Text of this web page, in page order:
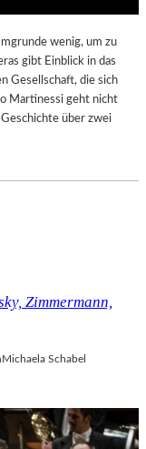
wenig, um zu
gibt Einblick in das
Gesellschaft, die sich
Martinessi geht nicht
über zwei
Zimmermann,
Michaela Schabel